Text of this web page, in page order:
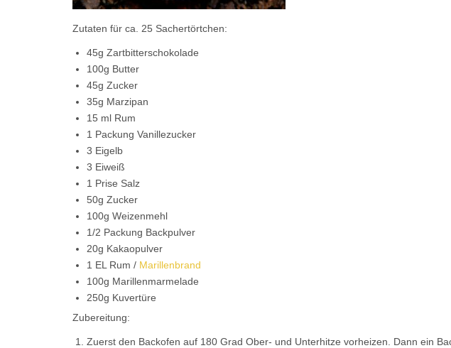
Zutaten für ca. 25 Sachertörtchen:
45g Zartbitterschokolade
100g Butter
45g Zucker
35g Marzipan
15 ml Rum
1 Packung Vanillezucker
3 Eigelb
3 Eiweiß
1 Prise Salz
50g Zucker
100g Weizenmehl
1/2 Packung Backpulver
20g Kakaopulver
1 EL Rum / Marillenbrand
100g Marillenmarmelade
250g Kuvertüre
Zubereitung:
Zuerst den Backofen auf 180 Grad Ober- und Unterhitze vorheizen. Dann ein